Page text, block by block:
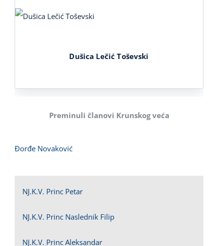
Dušica Lečić Toševski
Preminuli članovi Krunskog veća
Đorđe Novaković
NJ.K.V. Princ Petar
NJ.K.V. Princ Naslednik Filip
NJ.K.V. Princ Aleksandar